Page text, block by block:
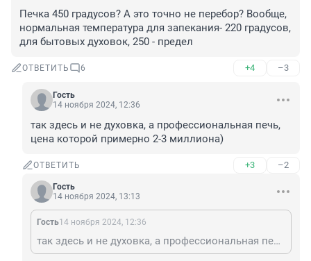
Печка 450 градусов? А это точно не перебор? Вообще,
нормальная температура для запекания- 220 градусов,
для бытовых духовок, 250 - предел
ОТВЕТИТЬ 6 +4 –3
Гость
14 ноября 2024, 12:36
так здесь и не духовка, а профессиональная печь,
цена которой примерно 2-3 миллиона)
ОТВЕТИТЬ +3 –2
Гость
14 ноября 2024, 13:13
Гость14 ноября 2024, 12:36
так здесь и не духовка, а профессиональная печь, цена которой примерно 2-3 миллиона)